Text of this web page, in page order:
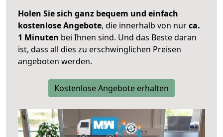
Holen Sie sich ganz bequem und einfach
kostenlose Angebote, die innerhalb von nurca.
1 Minuten bei Ihnen sind. Und das Beste daran
ist, dass all dies zu erschwinglichen Preisen
angeboten werden.
Kostenlose Angebote erhalten